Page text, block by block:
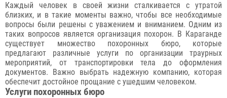
Каждый человек в своей жизни сталкивается с утратой
близких, и в такие моменты важно, чтобы все необходимые
вопросы были решены с уважением и вниманием. Одним из
таких вопросов является организация похорон. В Караганде
существует множество похоронных бюро, которые
предлагают различные услуги по организации траурных
мероприятий, от транспортировки тела до оформления
документов. Важно выбрать надежную компанию, которая
обеспечит достойное прощание с ушедшим человеком.
Услуги похоронных бюро